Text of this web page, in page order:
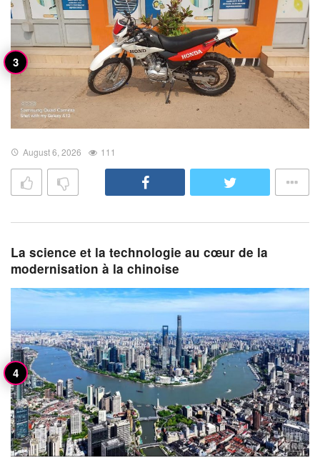
August 6, 2026 111
La science et la technologie au cœur de la
modernisation à la chinoise